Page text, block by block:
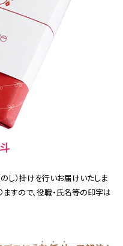
し）掛けを行いお届けいたしま
すので、役職・氏名等の印字は